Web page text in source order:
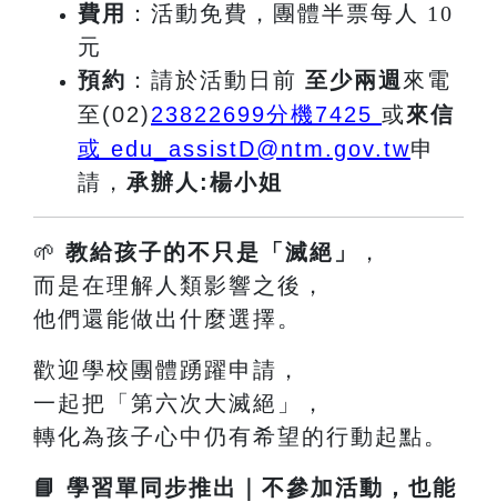
費用 ：活動免費，團體半票每人 10
元
預約 ：請於活動日前 至少兩週 來電
至(02)23822699分機7425 或來信
或 edu_assistD@ntm.gov.tw申
請 ， 承辦人:楊小姐
🌱 教給孩子的不只是「滅絕」
，
而是在理解人類影響之後，
他們還能做出什麼選擇。
歡迎學校團體踴躍申請，
一起把「第六次大滅絕」，
轉化為孩子心中仍有希望的行動起點。
📘 學習單同步推出｜不參加活動，也能